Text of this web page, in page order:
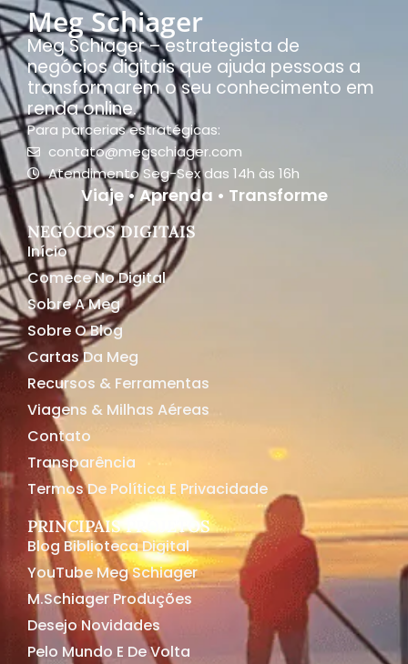
Meg Schiager
Meg Schiager – estrategista de
negócios digitais que ajuda pessoas a
transformarem o seu conhecimento em
renda online.
Para parcerias estratégicas:
contato@megschiager.com
Atendimento Seg-Sex das 14h às 16h
Viaje • Aprenda • Transforme
NEGÓCIOS DIGITAIS
Início
Comece No Digital
Sobre A Meg
Sobre O Blog
Cartas Da Meg
Recursos & Ferramentas
Viagens & Milhas Aéreas
Contato
Transparência
Termos De Política E Privacidade
PRINCIPAIS PROJETOS
Blog Biblioteca Digital
YouTube Meg Schiager
M.Schiager Produções
Desejo Novidades
Pelo Mundo E De Volta